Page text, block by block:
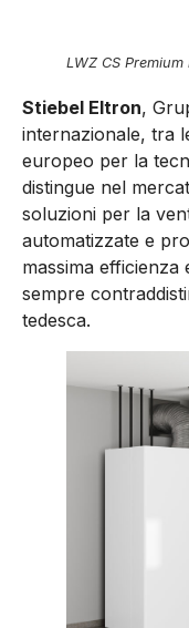
LWZ CS
Stiebel Eltron,
internazionale, tra
europeo per la
distingue nel
soluzioni per la
automatizzate e
massima
sempre
tedesca.